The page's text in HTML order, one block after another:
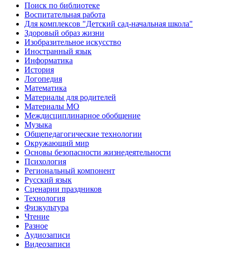
Поиск по библиотеке
Воспитательная работа
Для комплексов "Детский сад-начальная школа"
Здоровый образ жизни
Изобразительное искусство
Иностранный язык
Информатика
История
Логопедия
Математика
Материалы для родителей
Материалы МО
Междисциплинарное обобщение
Музыка
Общепедагогические технологии
Окружающий мир
Основы безопасности жизнедеятельности
Психология
Региональный компонент
Русский язык
Сценарии праздников
Технология
Физкультура
Чтение
Разное
Аудиозаписи
Видеозаписи